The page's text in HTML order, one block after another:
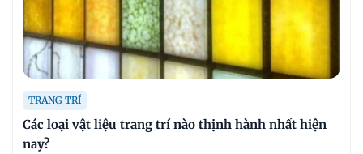
TRANG TRÍ
Các loại vật liệu trang trí nào thịnh hành nhất hiện
nay?